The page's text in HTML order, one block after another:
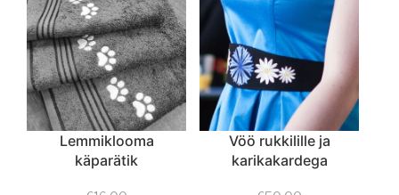
Lemmiklooma
käparätik
Vöö rukkilille ja
karikakardega